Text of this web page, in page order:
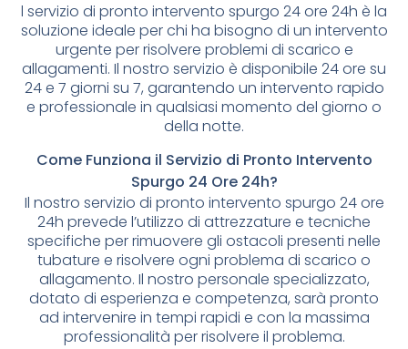
l servizio di pronto intervento spurgo 24 ore 24h è la
soluzione ideale per chi ha bisogno di un intervento
urgente per risolvere problemi di scarico e
allagamenti. Il nostro servizio è disponibile 24 ore su
24 e 7 giorni su 7, garantendo un intervento rapido
e professionale in qualsiasi momento del giorno o
della notte.
Come Funziona il Servizio di Pronto Intervento
Spurgo 24 Ore 24h?
Il nostro servizio di pronto intervento spurgo 24 ore
24h prevede l’utilizzo di attrezzature e tecniche
specifiche per rimuovere gli ostacoli presenti nelle
tubature e risolvere ogni problema di scarico o
allagamento. Il nostro personale specializzato,
dotato di esperienza e competenza, sarà pronto
ad intervenire in tempi rapidi e con la massima
professionalità per risolvere il problema.